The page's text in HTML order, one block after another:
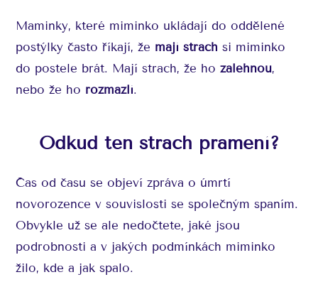
Maminky, které miminko ukládají do oddělené
postýlky často říkají, že mají strach si miminko
do postele brát. Mají strach, že hozalehnou,
nebo že ho rozmazlí.
Odkud ten strach pramení?
Čas od času se objeví zpráva o úmrtí
novorozence v souvislosti se společným spaním.
Obvykle už se ale nedočtete, jaké jsou
podrobnosti a v jakých podmínkách miminko
žilo, kde a jak spalo.